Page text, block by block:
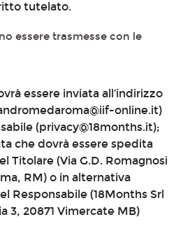
tutelato.
essere trasmesse con le
essere inviata all’indirizzo
online.it)
(privacy@18months.it);
che dovrà essere spedita
Titolare (Via G.D. Romagnosi
RM) o in alternativa
Responsabile (18Months Srl
3, 20871 Vimercate MB)